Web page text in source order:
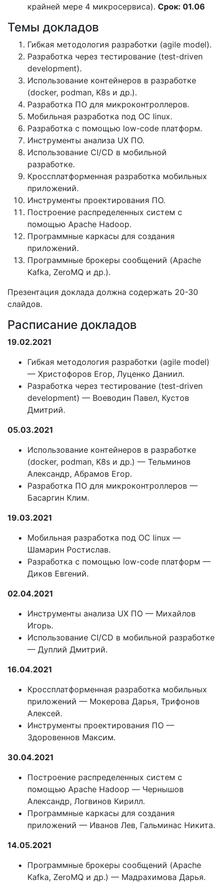
крайней мере 4 микросервиса). Срок: 01.06
Темы докладов
Гибкая методология разработки (agile model).
Разработка через тестирование (test-driven
development).
Использование контейнеров в разработке
(docker, podman, K8s и др.).
Разработка ПО для микроконтроллеров.
Мобильная разработка под ОС linux.
Разработка с помощью low-code платформ.
Инструменты анализа UX ПО.
Использование CI/CD в мобильной
разработке.
Кроссплатформенная разработка мобильных
приложений.
Инструменты проектирования ПО.
Построение распределенных систем с
помощью Apache Hadoop.
Программные каркасы для создания
приложений.
Программные брокеры сообщений (Apache
Kafka, ZeroMQ и др.).
Презентация доклада должна содержать 20-30
слайдов.
Расписание докладов
19.02.2021
Гибкая методология разработки (agile model)
— Христофоров Егор, Луценко Даниил.
Разработка через тестирование (test-driven
development) — Воеводин Павел, Кустов
Дмитрий.
05.03.2021
Использование контейнеров в разработке
(docker, podman, K8s и др.) — Тельминов
Александр, Абрамов Егор.
Разработка ПО для микроконтроллеров —
Басаргин Клим.
19.03.2021
Мобильная разработка под ОС linux —
Шамарин Ростислав.
Разработка с помощью low-code платформ —
Диков Евгений.
02.04.2021
Инструменты анализа UX ПО — Михайлов
Игорь.
Использование CI/CD в мобильной разработке
— Дуплий Дмитрий.
16.04.2021
Кроссплатформенная разработка мобильных
приложений — Мокерова Дарья, Трифонов
Алексей.
Инструменты проектирования ПО —
Здоровеннов Максим.
30.04.2021
Построение распределенных систем с
помощью Apache Hadoop — Чернышов
Александр, Логвинов Кирилл.
Программные каркасы для создания
приложений — Иванов Лев, Гальминас Никита.
14.05.2021
Программные брокеры сообщений (Apache
Kafka, ZeroMQ и др.) — Мадрахимова Дарья.